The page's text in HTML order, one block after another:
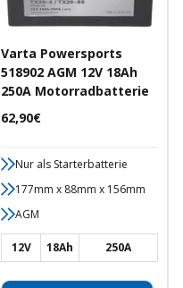
Varta Powersports
518902 AGM 12V 18Ah
250A Motorradbatterie
Angebotspreis
62,90€
Nur als Starterbatterie
177mm x 88mm x 156mm
AGM
12V 18Ah 250A